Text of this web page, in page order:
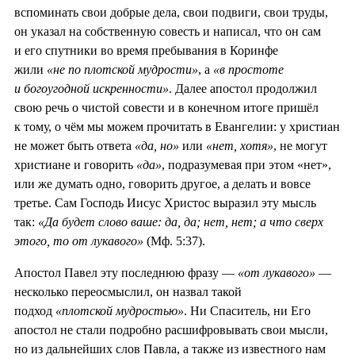
вспоминать свои добрые дела, свои подвиги, свои труды,
он указал на собственную совесть и написал, что он сам
и его спутники во время пребывания в Коринфе
жили «не по плотской мудрости», а «в простоте
и богоугодной искренности». Далее апостол продолжил
свою речь о чистой совести и в конечном итоге пришёл
к тому, о чём мы можем прочитать в Евангелии: у христиан
не может быть ответа «да, но» или «нет, хотя», не могут
христиане и говорить «да», подразумевая при этом «нет»,
или же думать одно, говорить другое, а делать и вовсе
третье. Сам Господь Иисус Христос выразил эту мысль
так: «Да будет слово ваше: да, да; нет, нет; а что сверх
этого, то от лукавого» (Мф. 5:37).
Апостол Павел эту последнюю фразу — «от лукавого» —
несколько переосмыслил, он назвал такой
подход «плотской мудростью». Ни Спаситель, ни Его
апостол не стали подробно расшифровывать свои мысли,
но из дальнейших слов Павла, а также из известного нам